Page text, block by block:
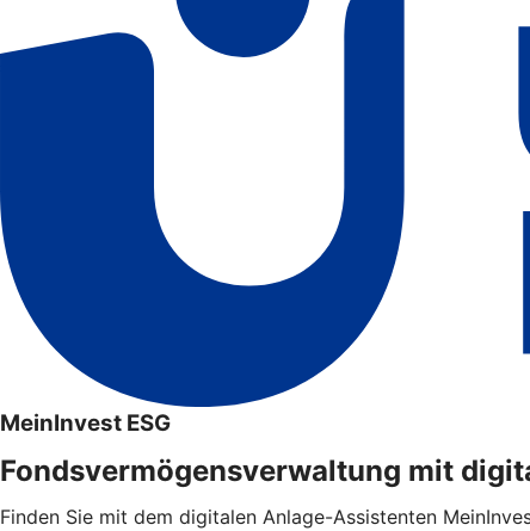
MeinInvest ESG
Fondsvermögensverwaltung mit
Finden Sie mit dem digitalen Anlage-Assistenten